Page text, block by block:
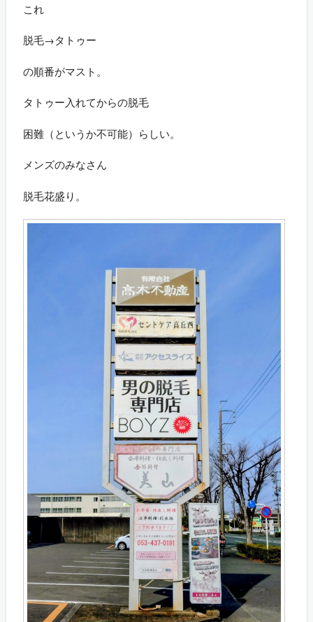
これ
脱毛→タトゥー
の順番がマスト。
タトゥー入れてからの脱毛
困難（というか不可能）らしい。
メンズのみなさん
脱毛花盛り。